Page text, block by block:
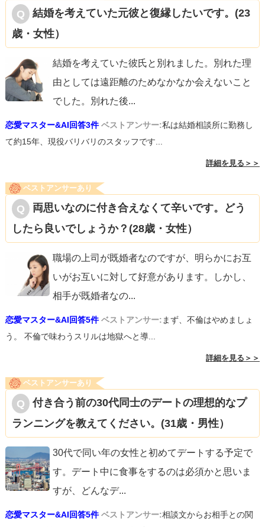
結婚を考えていた元彼と復縁したいです。(23
歳・女性）
結婚を考えていた彼氏と別れました。別れた理
由としては遠距離のためなかなか会えないこと
でした。別れた後...
恋愛マスター&AI回答3件 ベストアンサー:私は結婚相談所に勤務し
て約15年、現役バリバリのスタッフです...
詳細を見る＞＞
ベストアンサーあり
両思いなのに付き合えなくて辛いです。どう
したら良いでしょうか？(28歳・女性）
職場の上司が既婚者なのですが、明らかにお互
いがお互いに対して好意があります。しかし、
相手が既婚者なの...
恋愛マスター&AI回答5件 ベストアンサー:まず、不倫はやめましょ
う。 不倫で味わうスリルは地獄へと導...
詳細を見る＞＞
ベストアンサーあり
付き合う前の30代同士のデートの理想的なプ
ランニングを教えてください。(31歳・男性）
30代で同い年の女性と初めてデートする予定で
す。デート中に食事をするのは必須かと思いま
すが、どんなデ...
恋愛マスター&AI回答5件 ベストアンサー:相談文からお相手との関